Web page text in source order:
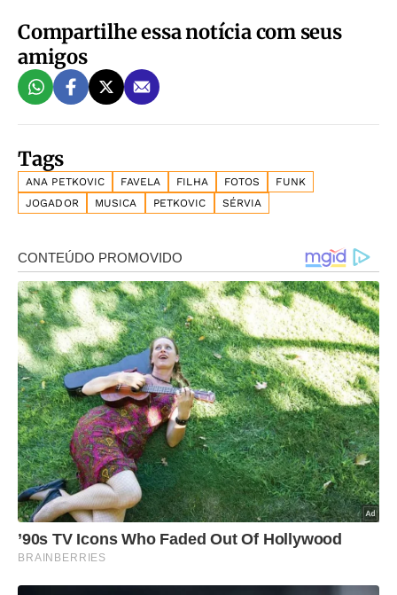
Compartilhe essa notícia com seus
amigos
Tags
ANA PETKOVIC FAVELA FILHA FOTOS
FUNK
JOGADOR
MUSICA PETKOVIC SÉRVIA